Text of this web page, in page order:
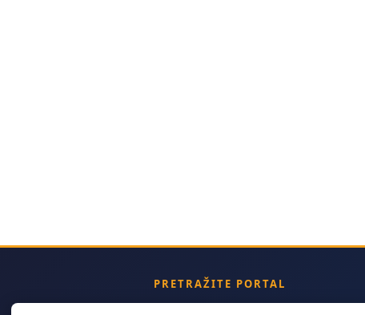
PRETRAŽITE PORTAL